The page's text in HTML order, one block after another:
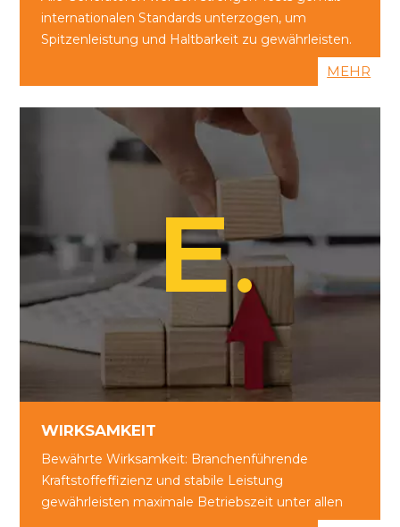
internationalen Standards unterzogen, um
Spitzenleistung und Haltbarkeit zu gewährleisten.
MEHR
E
WIRKSAMKEIT
Bewährte Wirksamkeit: Branchenführende
Kraftstoffeffizienz und stabile Leistung
gewährleisten maximale Betriebszeit unter allen
E
WIRKSAMKEIT
Bewährte Wirksamkeit: Branchenführende
gewährleisten maximale Betriebszeit unter